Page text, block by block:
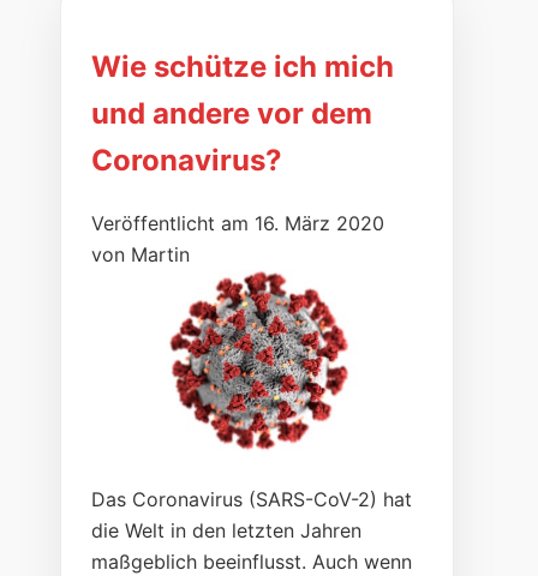
Wie schütze ich mich
und andere vor dem
Coronavirus?
Veröffentlicht am 16. März 2020
von Martin
Das Coronavirus (SARS-CoV-2) hat
die Welt in den letzten Jahren
maßgeblich beeinflusst. Auch wenn